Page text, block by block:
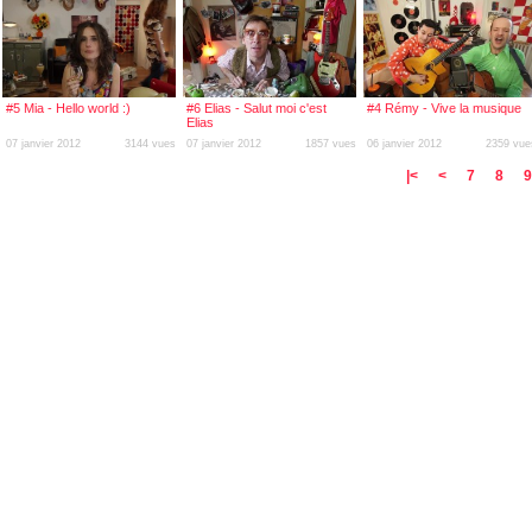
#5 Mia - Hello world :)
07 janvier 2012 3144 vues
#6 Elias - Salut moi c'est
Elias
07 janvier 2012 1857 vues
#4 Rémy - Vive la musique
06 janvier 2012 2359
|< < 7 8 9